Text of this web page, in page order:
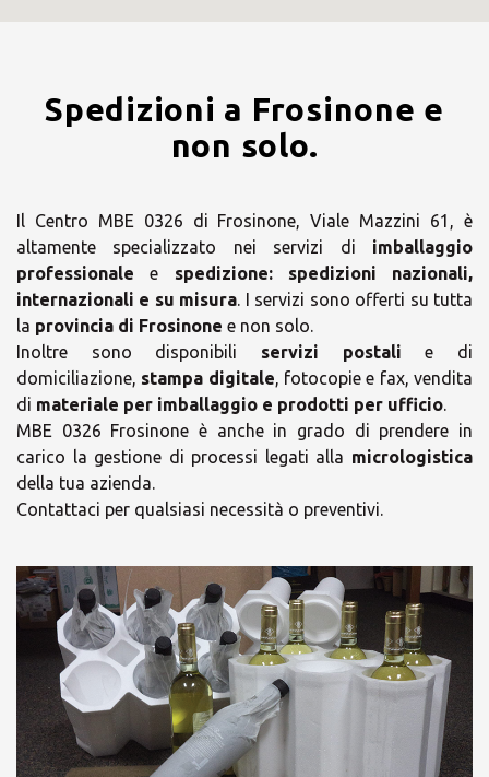
Spedizioni a Frosinone e
non solo.
Il Centro MBE 0326 di Frosinone, Viale Mazzini 61, è
altamente specializzato nei servizi di imballaggio
professionale e spedizione:
spedizioni nazionali,
internazionali e su misura. I servizi sono offerti su tutta
la provincia di Frosinone e non solo.
Inoltre sono disponibili servizi postali e di
domiciliazione, stampa digitale, fotocopie e fax, vendita
di materiale per imballaggio e prodotti per ufficio.
MBE 0326 Frosinone è anche in grado di prendere in
carico la gestione di processi legati alla micrologistica
della tua azienda.
Contattaci per qualsiasi necessità o preventivi.
×
Scegli il tuo Centro
Soluzioni MBE
Orario ESTIVO attivo dal 20
Giugno al 8 settembre 2024 -
CHIUSI per FERIE dal 12 al 18
AGOSTO